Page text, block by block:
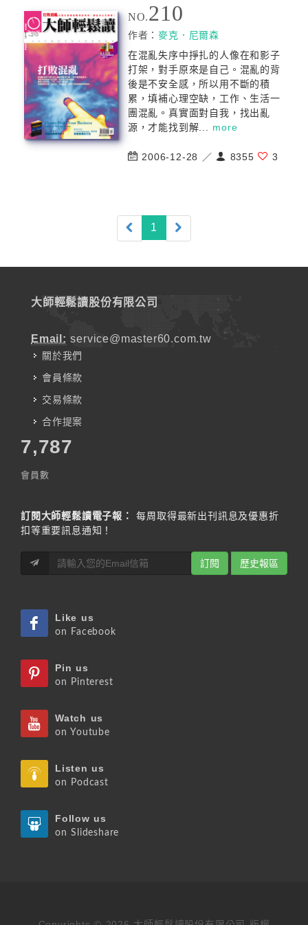
NO.210
作者：麥克．尼爾森
在混亂失序中掙扎的人像在和影子
打架，對手原來是自己。混亂的背
後是不安全感，所以用不斷的積
累，填補心理空缺，工作、生活一
團混亂。真實面對自我，找出亂
源，才能找到解... more
2006-12-28 ／ 8355 3
1 (current)
大師輕鬆讀股份有限公司
Email: service@master60.com.tw
關於我們
會員條款
交易條款
合作提案
7,787
會員數
訂閱大師輕鬆讀電子報：
每周取得最新出刊訊息及優惠折
扣等重要訊息通知！
訂閱 歷史報區
Like us
on Facebook
Pin us
on Pinterest
Watch us
on Youtube
Listen us
on Podcast
Follow us
on Slideshare